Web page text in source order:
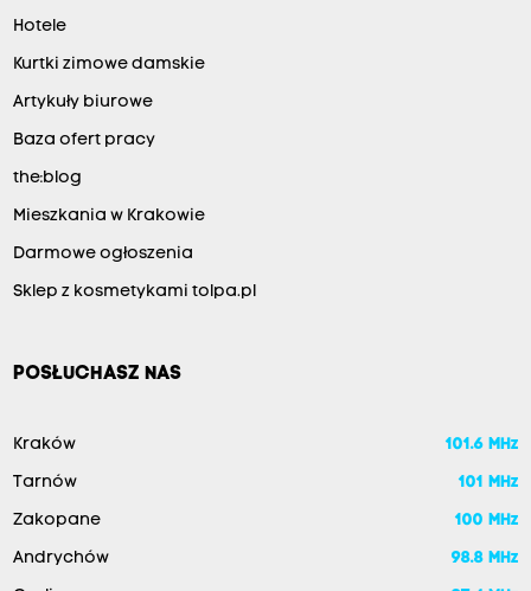
Hotele
Kurtki zimowe damskie
Artykuły biurowe
Baza ofert pracy
the:blog
Mieszkania w Krakowie
Darmowe ogłoszenia
Sklep z kosmetykami tolpa.pl
POSŁUCHASZ NAS
Kraków 101.6 MHz
Tarnów 101 MHz
Zakopane 100 MHz
Andrychów 98.8 MHz